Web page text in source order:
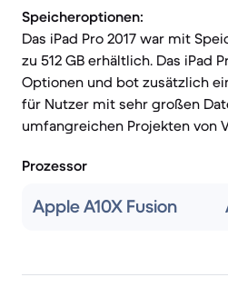
Speicheroptionen:
Das iPad Pro 2017 war mit
zu 512 GB erhältlich. Das iPad
Optionen und bot zusätzlich
für Nutzer mit sehr großen
umfangreichen Projekten von
Prozessor
Apple A10X Fusion